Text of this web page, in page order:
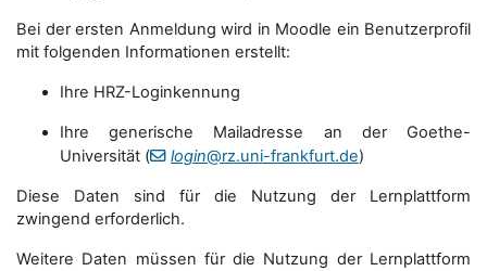
Bei der ersten Anmeldung wird in Moodle ein Benutzerprofil
mit folgenden Informationen erstellt:
Ihre HRZ-Loginkennung
Ihre generische Mailadresse an der Goethe-
Universität (
login@rz.uni-frankfurt.de)
Diese Daten sind für die Nutzung der Lernplattform
zwingend erforderlich.
Weitere Daten müssen für die Nutzung der Lernplattform